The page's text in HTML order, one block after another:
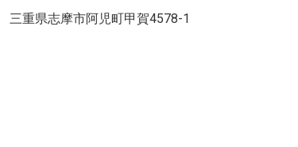
三重県志摩市阿児町甲賀4578-1